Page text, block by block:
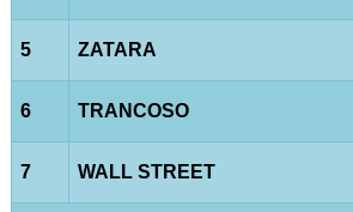
5 ZATARA
6 TRANCOSO
7 WALL STREET